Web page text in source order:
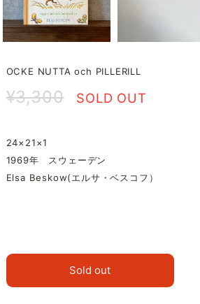
OCKE NUTTA och PILLERILL
¥3,300 SOLD OUT
24×21×1
1969年 スウェーデン
Elsa Beskow(エルサ・ベスコフ）
Sold out